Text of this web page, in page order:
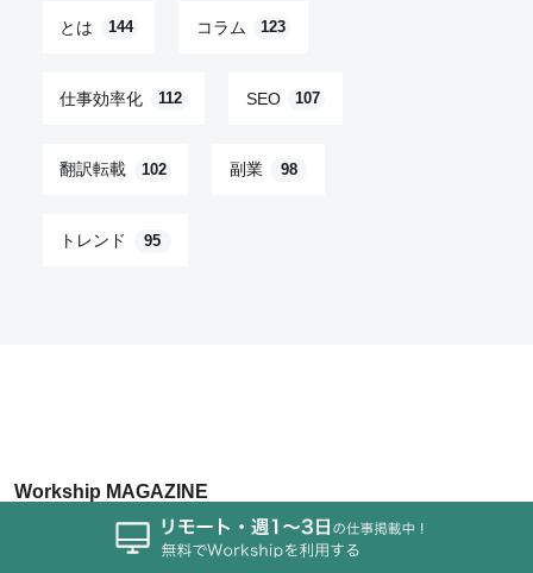
とは 144 コラム 123
仕事効率化 112 SEO 107
翻訳転載 102 副業 98
トレンド 95
Workship MAGAZINE